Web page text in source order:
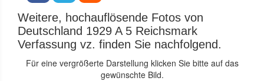
Weitere, hochauflösende Fotos von
Deutschland 1929 A 5 Reichsmark
Verfassung vz. finden Sie nachfolgend.
Für eine vergrößerte Darstellung klicken Sie bitte auf das
gewünschte Bild.